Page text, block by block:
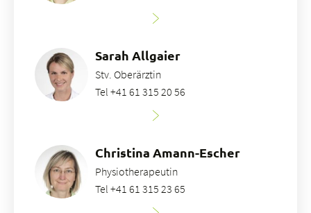
Sarah Allgaier
Stv. Oberärztin
Tel +41 61 315 20 56
Christina Amann-Escher
Physiotherapeutin
Tel +41 61 315 23 65